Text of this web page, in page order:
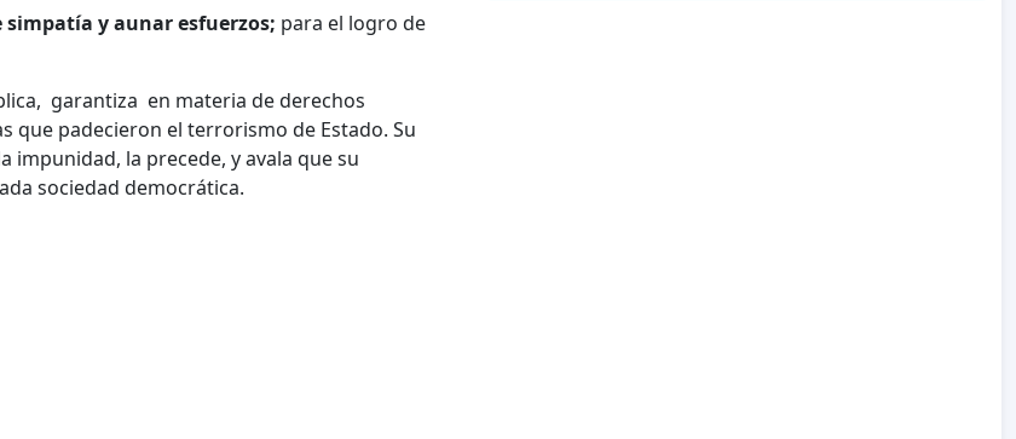
simpatía y aunar esfuerzos; para el logro de
garantiza en materia de derechos
que padecieron el terrorismo de Estado. Su
impunidad, la precede, y avala que su
sociedad democrática.